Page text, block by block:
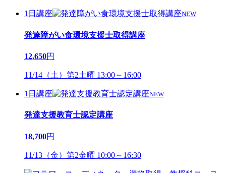
1日講座 NEW
発達障がい食環境支援士取得講座
12,650円
11/14（土）第2土曜 13:00～16:00
1日講座 NEW
発達支援教育士認定講座
18,700円
11/13（金）第2金曜 10:00～16:30